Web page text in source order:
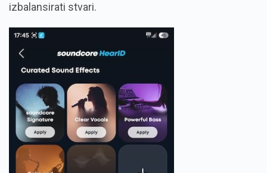
izbalansirati stvari.